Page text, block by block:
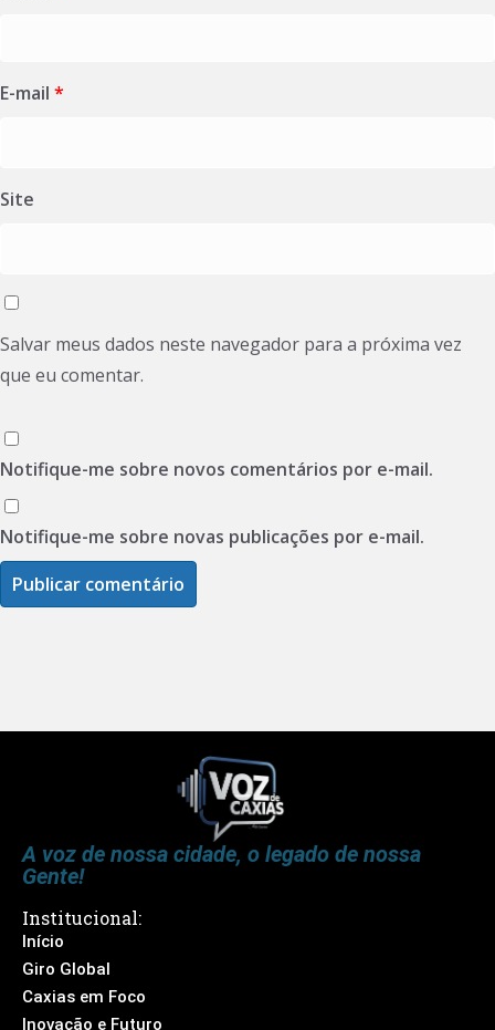
E-mail *
Site
Salvar meus dados neste navegador para a próxima vez
que eu comentar.
Notifique-me sobre novos comentários por e-mail.
Notifique-me sobre novas publicações por e-mail.
A voz de nossa cidade, o legado de nossa
Gente!
Institucional:
Início
Giro Global
Caxias em Foco
Inovação e Futuro